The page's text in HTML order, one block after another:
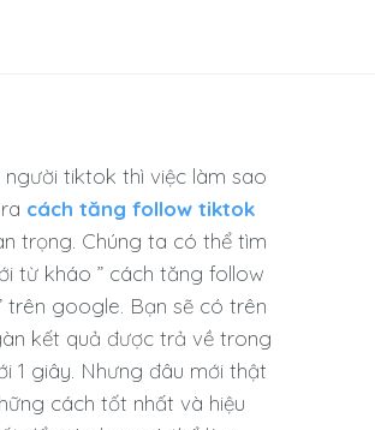
tiktok thì việc làm sao
cách tăng follow tiktok
trọng. Chúng ta có thể tìm
từ kháo ” cách tăng follow
trên google. Bạn sẽ có trên
kết quả được trả về trong
1 giây. Nhưng đâu mới thật
cách tốt nhất và hiệu